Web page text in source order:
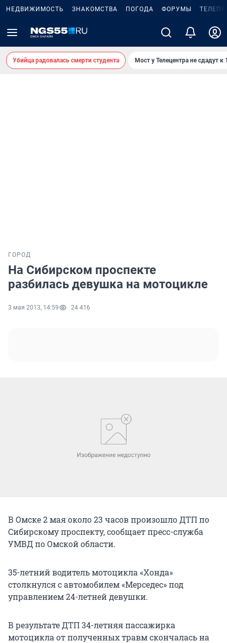
НЕДВИЖИМОСТЬ ЗНАКОМСТВА ПОГОДА ФОРУМЫ
Убийца радовалась смерти студента Мост у Телецентра не сдадут к
ГОРОД
На Сибирском проспекте
разбилась девушка на мотоцикле
3 мая 2013, 14:59 24 416
В Омске 2 мая около 23 часов произошло ДТП по
Сибирскому проспекту, сообщает пресс-служба
УМВД по Омской области.
35-летний водитель мотоцикла «Хонда»
столкнулся с автомобилем «Мерседес» под
управлением 24-летней девушки.
В результате ДТП 34-летняя пассажирка
мотоцикла от полученных травм скончалась на